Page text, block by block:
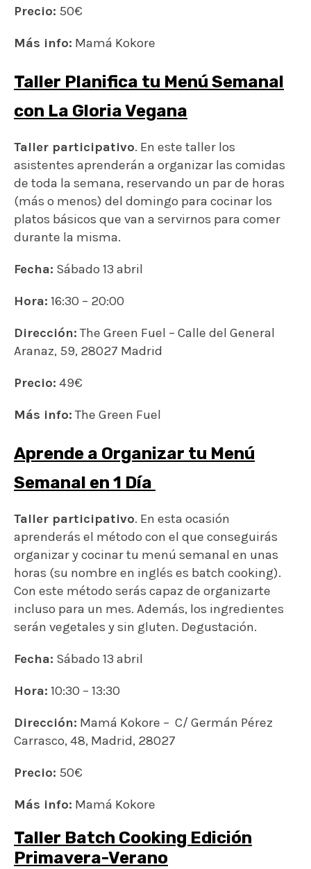
Precio: 50€
Más info: Mamá Kokore
Taller Planifica tu Menú Semanal
con La Gloria Vegana
Taller participativo. En este taller los
asistentes aprenderán a organizar las comidas
de toda la semana, reservando un par de horas
(más o menos) del domingo para cocinar los
platos básicos que van a servirnos para comer
durante la misma.
Fecha: Sábado 13 abril
Hora: 16:30 – 20:00
Dirección:The Green Fuel – Calle del General
Aranaz, 59, 28027 Madrid
Precio: 49€
Más info:The Green Fuel
Aprende a Organizar tu Menú
Semanal en 1 Día
Taller participativo. En esta ocasión
aprenderás el método con el que conseguirás
organizar y cocinar tu menú semanal en unas
horas (su nombre en inglés es batch cooking).
Con este método serás capaz de organizarte
incluso para un mes. Además, los ingredientes
serán vegetales y sin gluten. Degustación.
Fecha: Sábado 13 abril
Hora: 10:30 – 13:30
Dirección: Mamá Kokore – C/ Germán Pérez
Carrasco, 48, Madrid, 28027
Precio: 50€
Más info: Mamá Kokore
Taller Batch Cooking Edición
Primavera-Verano